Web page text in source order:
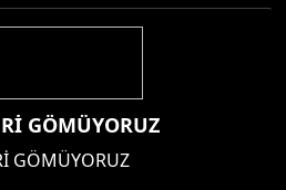
GÖMÜYORUZ
GÖMÜYORUZ